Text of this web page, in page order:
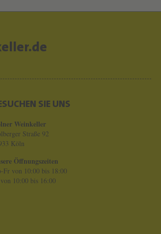
SIE UNS
Weinkeller
Straße 92
Köln
Öffnungszeiten
Fr von 10:00 bis 18:00
10:00 bis 16:00